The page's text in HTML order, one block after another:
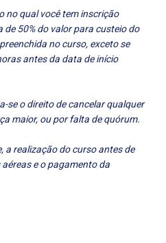
no qual você tem inscrição
50% do valor para custeio do
no curso, exceto se
antes da data de início
se o direito de cancelar qualquer
maior, ou por falta de quórum.
a realização do curso antes de
e o pagamento da